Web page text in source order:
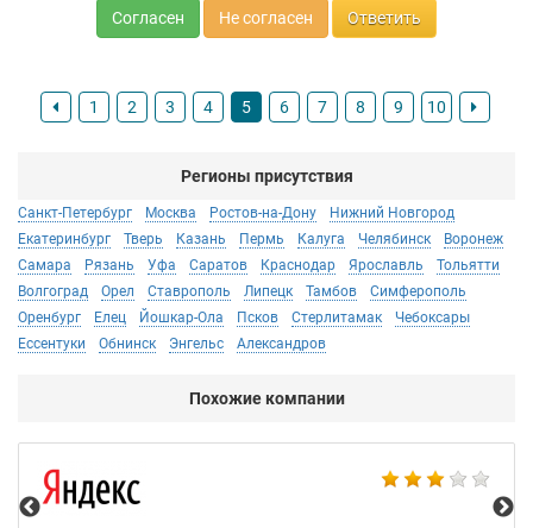
Согласен Не согласен Ответить
1 2 3 4 5 6 7 8 9 10
Регионы присутствия
Санкт-Петербург Москва Ростов-на-Дону
Нижний Новгород
Екатеринбург
Тверь Казань Пермь Калуга Челябинск
Воронеж
Самара
Рязань Уфа Саратов Краснодар Ярославль
Тольятти
Волгоград
Орел Ставрополь Липецк Тамбов
Симферополь
Оренбург
Елец Йошкар-Ола Псков Стерлитамак
Чебоксары
Ессентуки
Обнинск Энгельс Александров
Похожие компании